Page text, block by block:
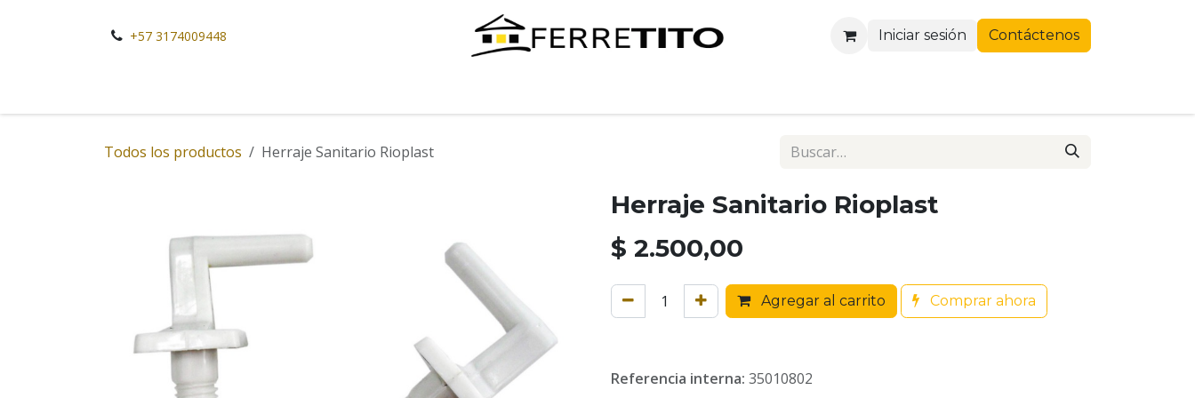
+57 3174009448
Iniciar sesión Contáctenos
Todos los productos Herraje Sanitario Rioplast
Herraje Sanitario Rioplast
$ 2.500,00
Agregar al carrito Comprar ahora
Referencia interna: 35010802